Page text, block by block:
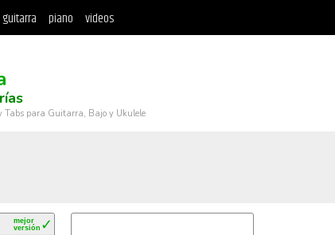
guitarra piano videos
Tabs para Guitarra, Bajo y Ukulele
✓
mejor
versión